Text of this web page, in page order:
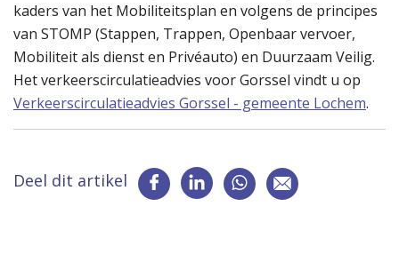
kaders van het Mobiliteitsplan en volgens de principes
van STOMP (Stappen, Trappen, Openbaar vervoer,
Mobiliteit als dienst en Privéauto) en Duurzaam Veilig.
Het verkeerscirculatieadvies voor Gorssel vindt u op
Verkeerscirculatieadvies Gorssel - gemeente Lochem.
Deel dit artikel